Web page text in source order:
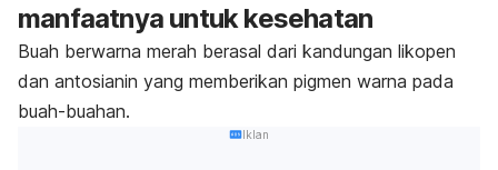
manfaatnya untuk kesehatan
Buah berwarna merah berasal dari kandungan likopen
dan antosianin yang memberikan pigmen warna pada
buah-buahan.
Iklan